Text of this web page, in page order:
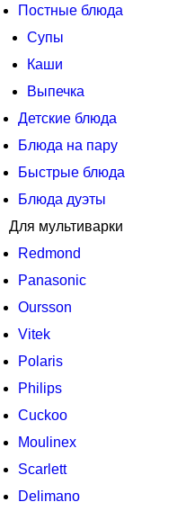
Постные блюда
Супы
Каши
Выпечка
Детские блюда
Блюда на пару
Быстрые блюда
Блюда дуэты
Для мультиварки
Redmond
Panasonic
Oursson
Vitek
Polaris
Philips
Cuckoo
Moulinex
Scarlett
Delimano